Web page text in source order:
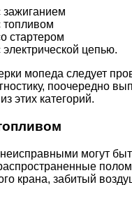
стартером
цепью.
мопеда следует
поочередно
этих категорий.
могут
крана, забитый